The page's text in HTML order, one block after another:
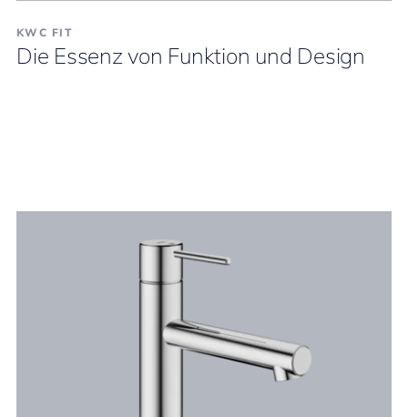
KWC FIT
Die Essenz von Funktion und Design